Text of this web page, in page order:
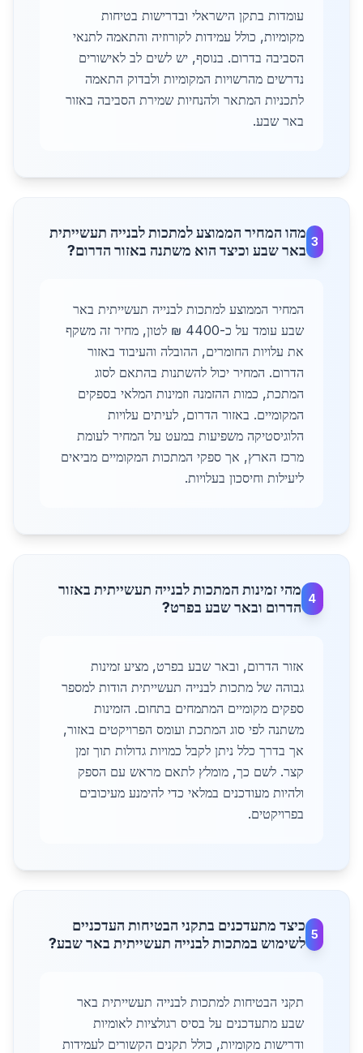
עומדות בתקן הישראלי ובדרישות בטיחות
מקומיות, כולל עמידות לקורוזיה והתאמה לתנאי
הסביבה בדרום. בנוסף, יש לשים לב לאישורים
נדרשים מהרשויות המקומיות ולבדוק התאמה
לתכניות המתאר ולהנחיות שמירת הסביבה באזור
באר שבע.
3
מהו המחיר הממוצע למתכות לבנייה תעשייתית
באר שבע וכיצד הוא משתנה באזור הדרום?
המחיר הממוצע למתכות לבנייה תעשייתית באר
שבע עומד על כ-4400 ₪ לטון, מחיר זה משקף
את עלויות החומרים, ההובלה והעיבוד באזור
הדרום. המחיר יכול להשתנות בהתאם לסוג
המתכת, כמות ההזמנה וזמינות המלאי בספקים
המקומיים. באזור הדרום, לעיתים עלויות
הלוגיסטיקה משפיעות במעט על המחיר לעומת
מרכז הארץ, אך ספקי המתכות המקומיים מביאים
ליעילות וחיסכון בעלויות.
4
מהי זמינות המתכות לבנייה תעשייתית באזור
הדרום ובאר שבע בפרט?
אזור הדרום, ובאר שבע בפרט, מציע זמינות
גבוהה של מתכות לבנייה תעשייתית הודות למספר
ספקים מקומיים המתמחים בתחום. הזמינות
משתנה לפי סוג המתכת ועומס הפרויקטים באזור,
אך בדרך כלל ניתן לקבל כמויות גדולות תוך זמן
קצר. לשם כך, מומלץ לתאם מראש עם הספק
ולהיות מעודכנים במלאי כדי להימנע מעיכובים
בפרויקטים.
5
כיצד מתעדכנים בתקני הבטיחות העדכניים
לשימוש במתכות לבנייה תעשייתית באר שבע?
תקני הבטיחות למתכות לבנייה תעשייתית באר
שבע מתעדכנים על בסיס רגולציות לאומיות
ודרישות מקומיות, כולל תקנים הקשורים לעמידות